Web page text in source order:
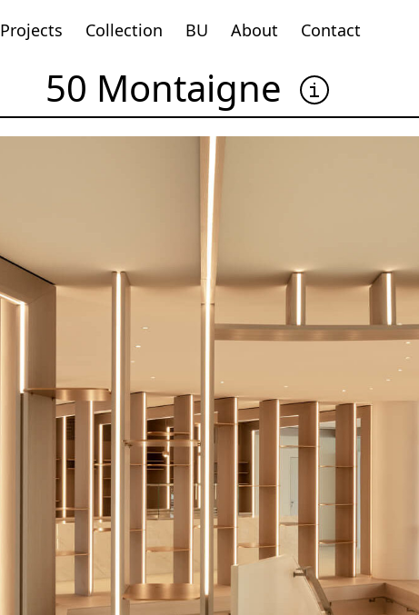
Projects Collection BU About Contact
50 Montaigne